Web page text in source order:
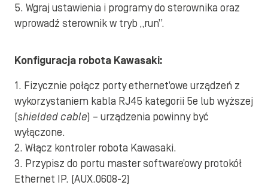
5. Wgraj ustawienia i programy do sterownika oraz
wprowadź sterownik w tryb „run”.
Konfiguracja robota Kawasaki:
1. Fizycznie połącz porty ethernet’owe urządzeń z
wykorzystaniem kabla RJ45 kategorii 5e lub wyższej
(shielded cable) – urządzenia powinny być
wyłączone.
2. Włącz kontroler robota Kawasaki.
3. Przypisz do portu master software’owy protokół
Ethernet IP. (AUX.0608-2)